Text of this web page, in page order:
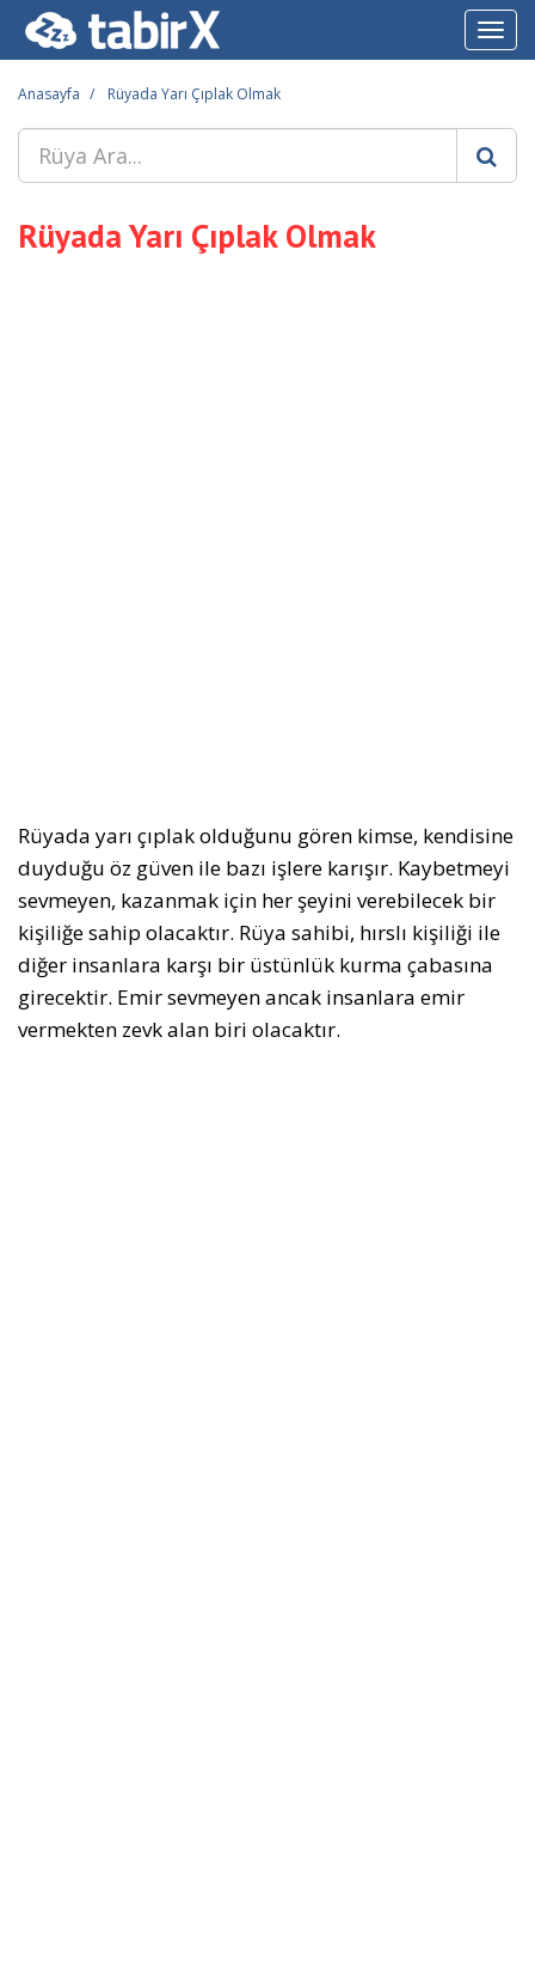
Anasayfa Rüyada Yarı Çıplak Olmak
Rüyada Yarı Çıplak Olmak
Rüyada yarı çıplak olduğunu gören kimse, kendisine
duyduğu öz güven ile bazı işlere karışır. Kaybetmeyi
sevmeyen, kazanmak için her şeyini verebilecek bir
kişiliğe sahip olacaktır. Rüya sahibi, hırslı kişiliği ile
diğer insanlara karşı bir üstünlük kurma çabasına
girecektir. Emir sevmeyen ancak insanlara emir
vermekten zevk alan biri olacaktır.